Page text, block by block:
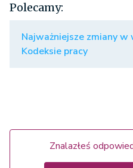
Polecamy:
Najważniejsze zmiany w
Kodeksie pracy
Znalazłeś